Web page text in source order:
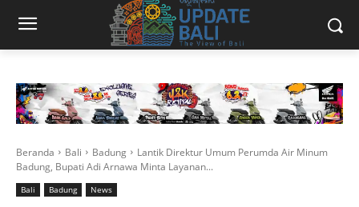
Beranda Bali Badung
Lantik Direktur Umum Perumda Air Minum
Badung, Bupati Adi Arnawa Minta Layanan...
Bali Badung News